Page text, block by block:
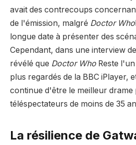
avait des contrecoups
de l'émission, malgré Doctor Who
longue date à présenter des
Cependant, dans une interview
révélé que Doctor Who Reste
plus regardés de la BBC iPlayer,
continue d'être le meilleur drame
téléspectateurs de moins de 35
La résilience de